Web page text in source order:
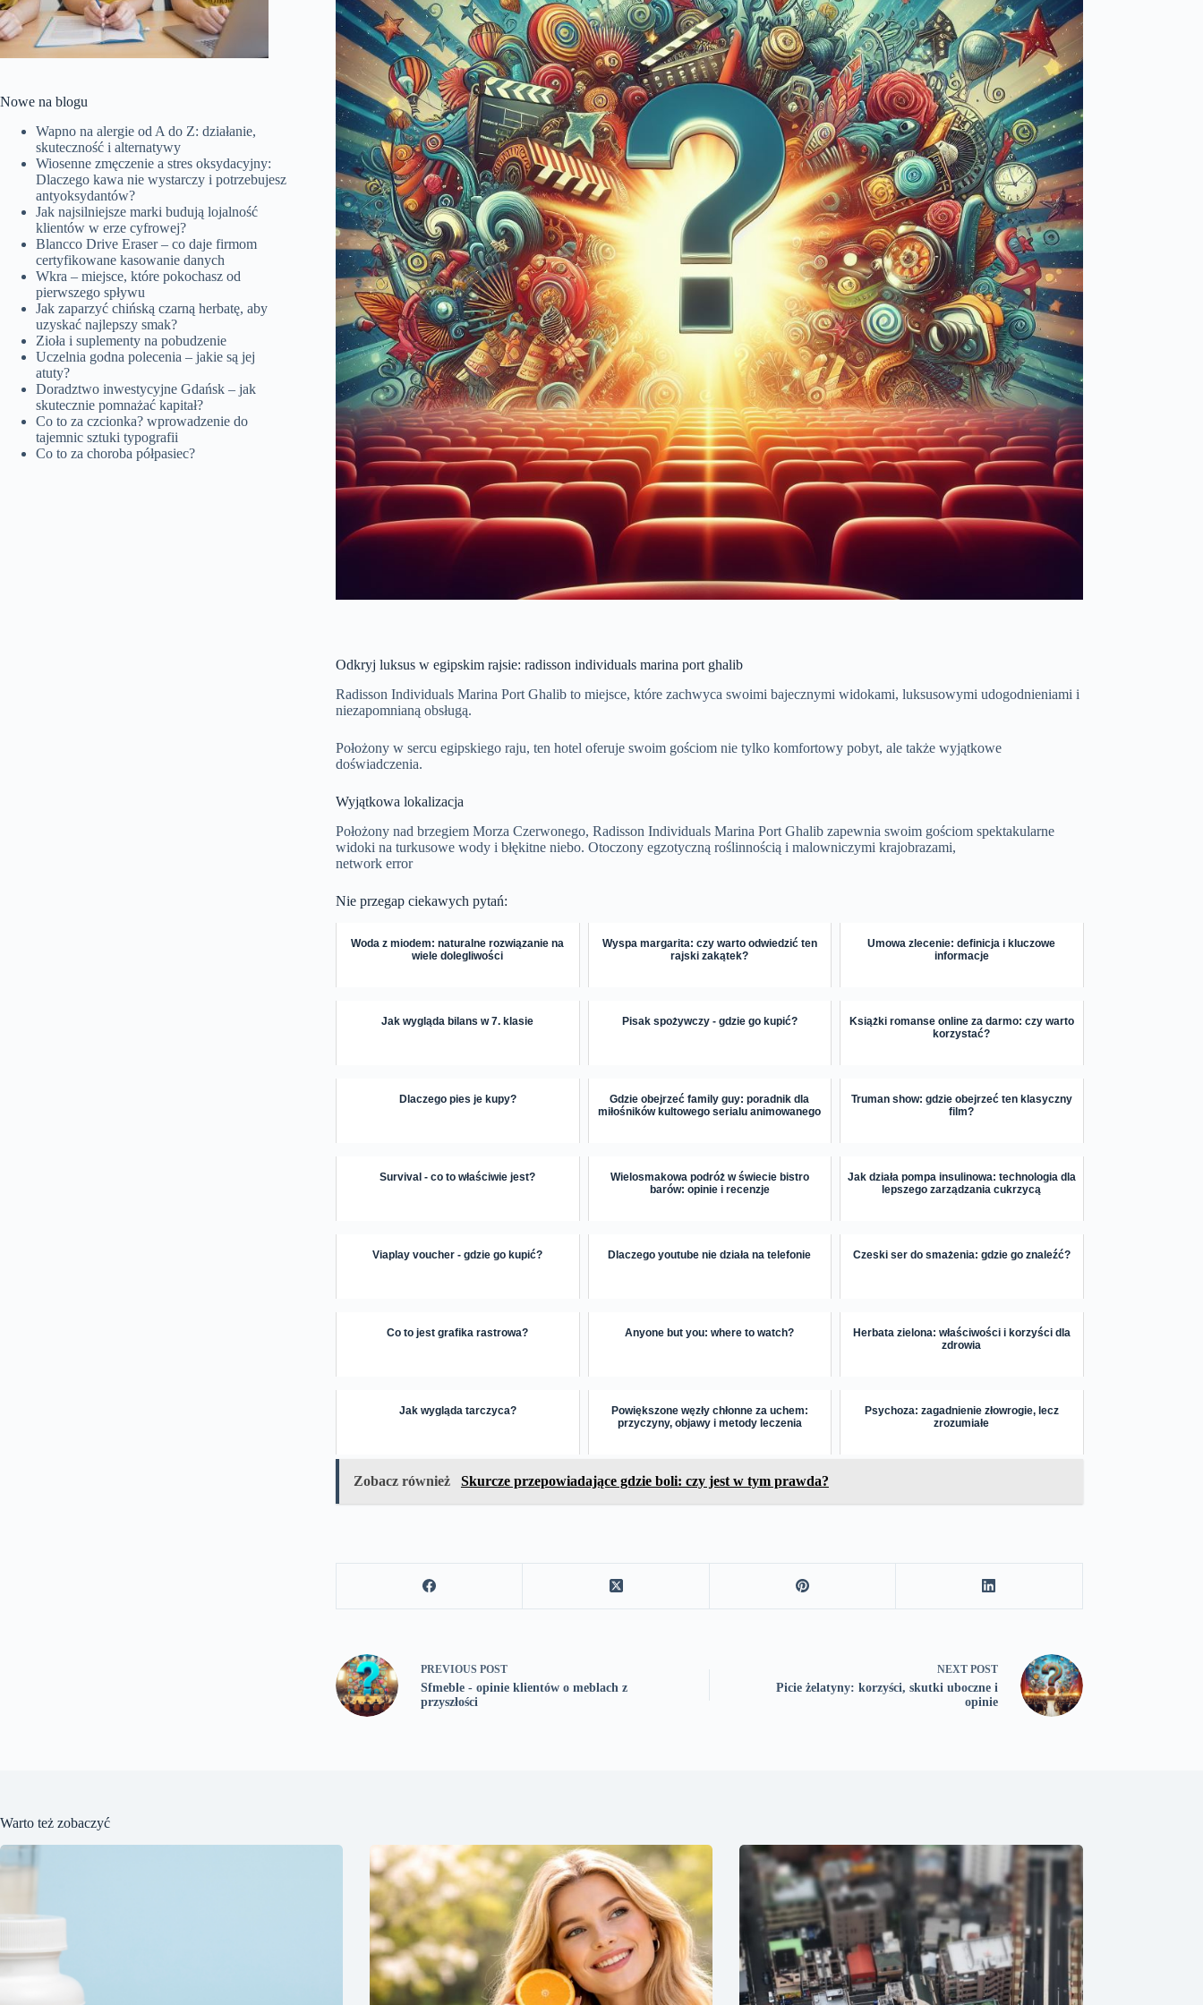
Odkryj luksus w egipskim rajsie: radisson individuals marina port ghalib
Radisson Individuals Marina Port Ghalib to miejsce, które zachwyca swoimi bajecznymi widokami, luksusowymi udogodnieniami i
niezapomnianą obsługą.
Położony w sercu egipskiego raju, ten hotel oferuje swoim gościom nie tylko komfortowy pobyt, ale także wyjątkowe
doświadczenia.
Wyjątkowa lokalizacja
Położony nad brzegiem Morza Czerwonego, Radisson Individuals Marina Port Ghalib zapewnia swoim gościom spektakularne
widoki na turkusowe wody i błękitne niebo. Otoczony egzotyczną roślinnością i malowniczymi krajobrazami,
network error
Nie przegap ciekawych pytań:
Woda z miodem: naturalne rozwiązanie na
wiele dolegliwości
Wyspa margarita: czy warto odwiedzić ten
rajski zakątek?
Umowa zlecenie: definicja i kluczowe
informacje
Jak wygląda bilans w 7. klasie Pisak spożywczy - gdzie go kupić?
Książki romanse online za darmo: czy warto
korzystać?
Dlaczego pies je kupy?
Gdzie obejrzeć family guy: poradnik dla
miłośników kultowego serialu animowanego
Truman show: gdzie obejrzeć ten klasyczny
film?
Survival - co to właściwie jest?
Wielosmakowa podróż w świecie bistro
barów: opinie i recenzje
Jak działa pompa insulinowa: technologia dla
lepszego zarządzania cukrzycą
Viaplay voucher - gdzie go kupić? Dlaczego youtube nie działa na telefonie Czeski ser do smażenia: gdzie go znaleźć?
Co to jest grafika rastrowa? Anyone but you: where to watch?
Herbata zielona: właściwości i korzyści dla
zdrowia
Jak wygląda tarczyca?
Powiększone węzły chłonne za uchem:
przyczyny, objawy i metody leczenia
Psychoza: zagadnienie złowrogie, lecz
zrozumiałe
Zobacz również Skurcze przepowiadające gdzie boli: czy jest w tym prawda?
PREVIOUS POST
Sfmeble - opinie klientów o meblach z
przyszłości
NEXT POST
Picie żelatyny: korzyści, skutki uboczne i
opinie
Nowe na blogu
Wapno na alergie od A do Z: działanie,
skuteczność i alternatywy
Wiosenne zmęczenie a stres oksydacyjny:
Dlaczego kawa nie wystarczy i potrzebujesz
antyoksydantów?
Jak najsilniejsze marki budują lojalność
klientów w erze cyfrowej?
Blancco Drive Eraser – co daje firmom
certyfikowane kasowanie danych
Wkra – miejsce, które pokochasz od
pierwszego spływu
Jak zaparzyć chińską czarną herbatę, aby
uzyskać najlepszy smak?
Zioła i suplementy na pobudzenie
Uczelnia godna polecenia – jakie są jej
atuty?
Doradztwo inwestycyjne Gdańsk – jak
skutecznie pomnażać kapitał?
Co to za czcionka? wprowadzenie do
tajemnic sztuki typografii
Co to za choroba półpasiec?
Warto też zobaczyć